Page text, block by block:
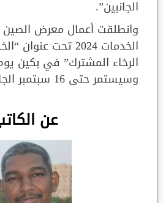
الجانبين”.
وانطلقت أعمال معرض الصين
الخدمات 2024 تحت
الرخاء المشترك” في بكين
وسيستمر حتى 16 سبتمبر الجاري.
عن